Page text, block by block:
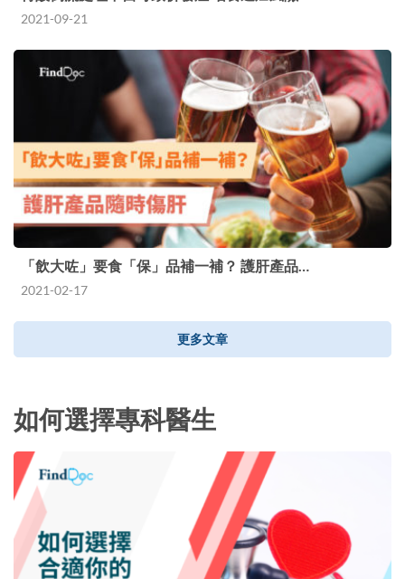
2021-09-21
「飲大咗」要食「保」品補一補？ 護肝產品…
2021-02-17
更多文章
如何選擇專科醫生